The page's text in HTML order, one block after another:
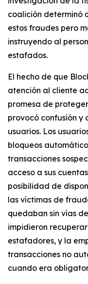
coalición determinó
estos fraudes pero
instruyendo al
estafados.
El hecho de que
atención al cliente
promesa de
provocó confusión y
usuarios. Los
bloqueos
transacciones
acceso a sus
posibilidad de
las víctimas de
quedaban sin vías
impidieron
estafadores, y la
transacciones no
cuando era